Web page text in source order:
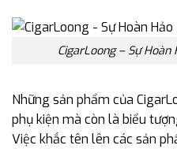
CigarLoong – Sự Hoàn
Những sản phẩm của
phụ kiện mà còn là biểu
Việc khắc tên lên các sản